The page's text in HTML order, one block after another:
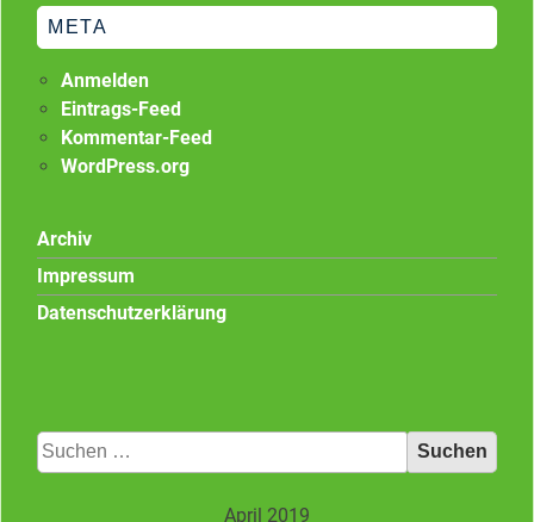
META
Anmelden
Eintrags-Feed
Kommentar-Feed
WordPress.org
Archiv
Impressum
Datenschutzerklärung
Suchen
nach:
April 2019